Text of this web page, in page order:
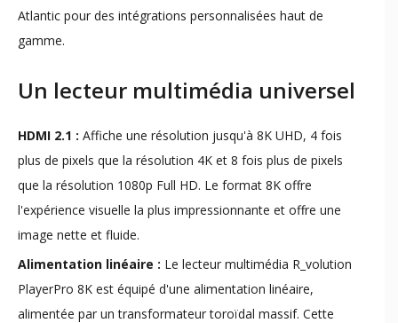
Atlantic pour des intégrations personnalisées haut de
gamme.
Un lecteur multimédia universel
HDMI 2.1 : Affiche une résolution jusqu'à 8K UHD, 4 fois
plus de pixels que la résolution 4K et 8 fois plus de pixels
que la résolution 1080p Full HD. Le format 8K offre
l'expérience visuelle la plus impressionnante et offre une
image nette et fluide.
Alimentation linéaire : Le lecteur multimédia R_volution
PlayerPro 8K est équipé d'une alimentation linéaire,
alimentée par un transformateur toroïdal massif. Cette